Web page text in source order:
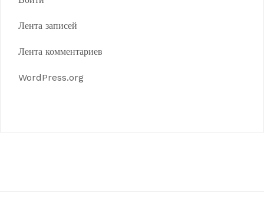
Лента записей
Лента комментариев
WordPress.org